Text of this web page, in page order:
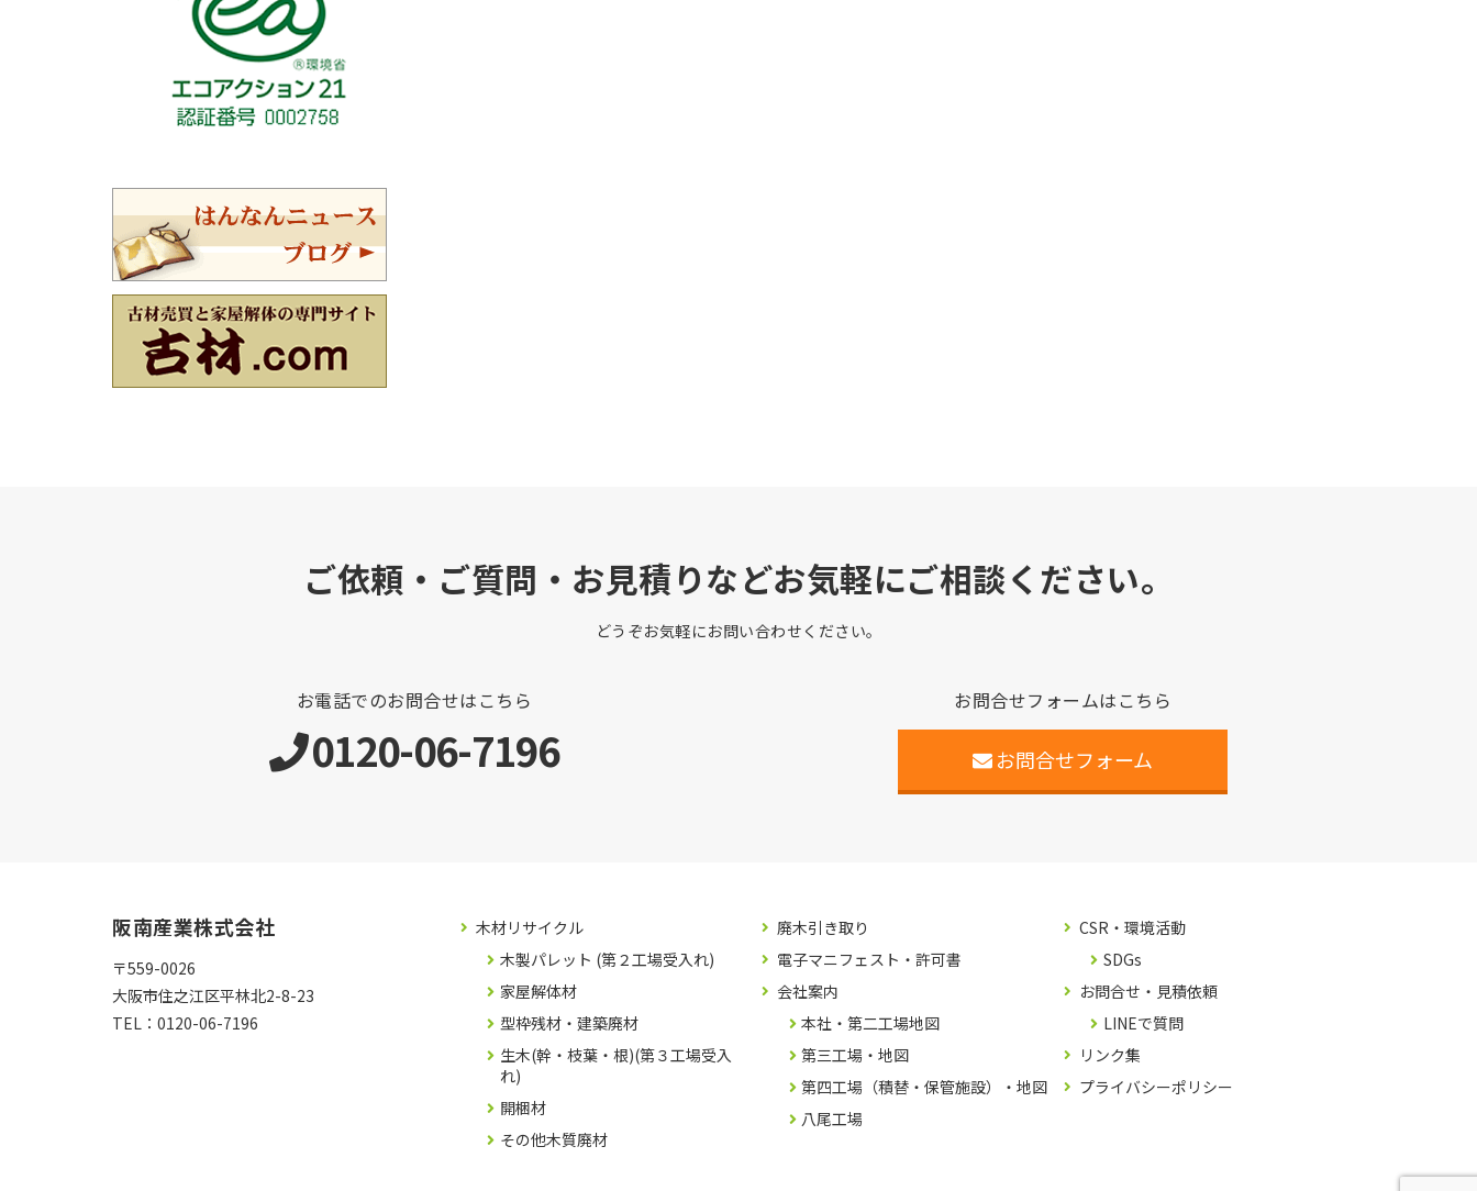
ご依頼・ご質問・お見積りなどお気軽にご相談ください。
どうぞお気軽にお問い合わせください。
お電話でのお問合せはこちら
0120-06-7196
お問合せフォームはこちら
お問合せフォーム
阪南産業株式会社
〒559-0026
大阪市住之江区平林北2-8-23
TEL： 0120-06-7196
木材リサイクル
木製パレット (第２工場受入れ)
家屋解体材
型枠残材・建築廃材
生木(幹・枝葉・根)(第３工場受入
れ)
開梱材
その他木質廃材
廃木引き取り
電子マニフェスト・許可書
会社案内
本社・第二工場地図
第三工場・地図
第四工場（積替・保管施設）・地図
八尾工場
CSR・環境活動
SDGs
お問合せ・見積依頼
LINEで質問
リンク集
プライバシーポリシー